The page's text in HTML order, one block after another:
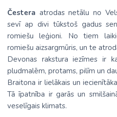
Čestera atrodas netālu no
sevī ap divi tūkstoš gadus
romiešu leģioni. No tiem
romiešu aizsargmūris, un te
Devonas rakstura iezīmes ir
pludmalēm, protams, pilīm un
Braitona ir lielākais un
Tā īpatnība ir garās un
veselīgais klimats.